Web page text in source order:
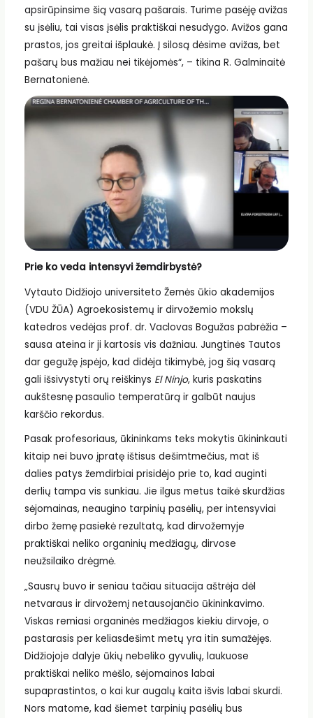
apsirūpinsime šią vasarą pašarais. Turime pasėję avižas
su įsėliu, tai visas įsėlis praktiškai nesudygo. Avižos gana
prastos, jos greitai išplaukė. Į silosą dėsime avižas, bet
pašarų bus mažiau nei tikėjomės“, – tikina R. Galminaitė
Bernatonienė.
Prie ko veda intensyvi žemdirbystė?
Vytauto Didžiojo universiteto Žemės ūkio akademijos
(VDU ŽŪA) Agroekosistemų ir dirvožemio mokslų
katedros vedėjas prof. dr. Vaclovas Bogužas pabrėžia –
sausa ateina ir ji kartosis vis dažniau. Jungtinės Tautos
dar gegužę įspėjo, kad didėja tikimybė, jog šią vasarą
gali išsivystyti orų reiškinys El Ninjo, kuris paskatins
aukštesnę pasaulio temperatūrą ir galbūt naujus
karščio rekordus.
Pasak profesoriaus, ūkininkams teks mokytis ūkininkauti
kitaip nei buvo įpratę ištisus dešimtmečius, mat iš
dalies patys žemdirbiai prisidėjo prie to, kad auginti
derlių tampa vis sunkiau. Jie ilgus metus taikė skurdžias
sėjomainas, neaugino tarpinių pasėlių, per intensyviai
dirbo žemę pasiekė rezultatą, kad dirvožemyje
praktiškai neliko organinių medžiagų, dirvose
neužsilaiko drėgmė.
„Sausrų buvo ir seniau tačiau situacija aštrėja dėl
netvaraus ir dirvožemį netausojančio ūkininkavimo.
Viskas remiasi organinės medžiagos kiekiu dirvoje, o
pastarasis per keliasdešimt metų yra itin sumažėjęs.
Didžiojoje dalyje ūkių nebeliko gyvulių, laukuose
praktiškai neliko mėšlo, sėjomainos labai
supaprastintos, o kai kur augalų kaita išvis labai skurdi.
Nors matome, kad šiemet tarpinių pasėlių bus